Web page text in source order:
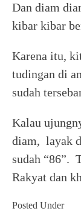
Dan diam
kibar kibar
Karena itu,
tudingan di
sudah
Kalau
diam, layak
sudah “86”.
Rakyat dan
Posted Under